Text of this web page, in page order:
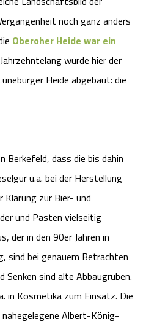
noch ganz anders
Oberoher Heide war ein
wurde hier der
Heide abgebaut: die
Berkefeld, dass die bis dahin
u.a. bei der Herstellung
zur Bier- und
und Pasten vielseitig
der in den 90er Jahren in
sind bei genauem Betrachten
Senken sind alte Abbaugruben.
in Kosmetika zum Einsatz. Die
Albert-König-